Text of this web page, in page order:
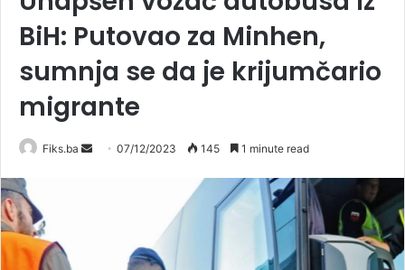
BiH: Putovao za Minhen,
sumnja se da je krijumčario
migrante
Fiks.ba
Send07/12/2023 145 1 minute read